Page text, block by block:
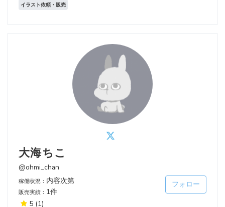
イラスト依頼・販売
大海ちこ
@ohmi_chan
稼働状況： 内容次第
販売実績： 1件
5 (1)
フォロー